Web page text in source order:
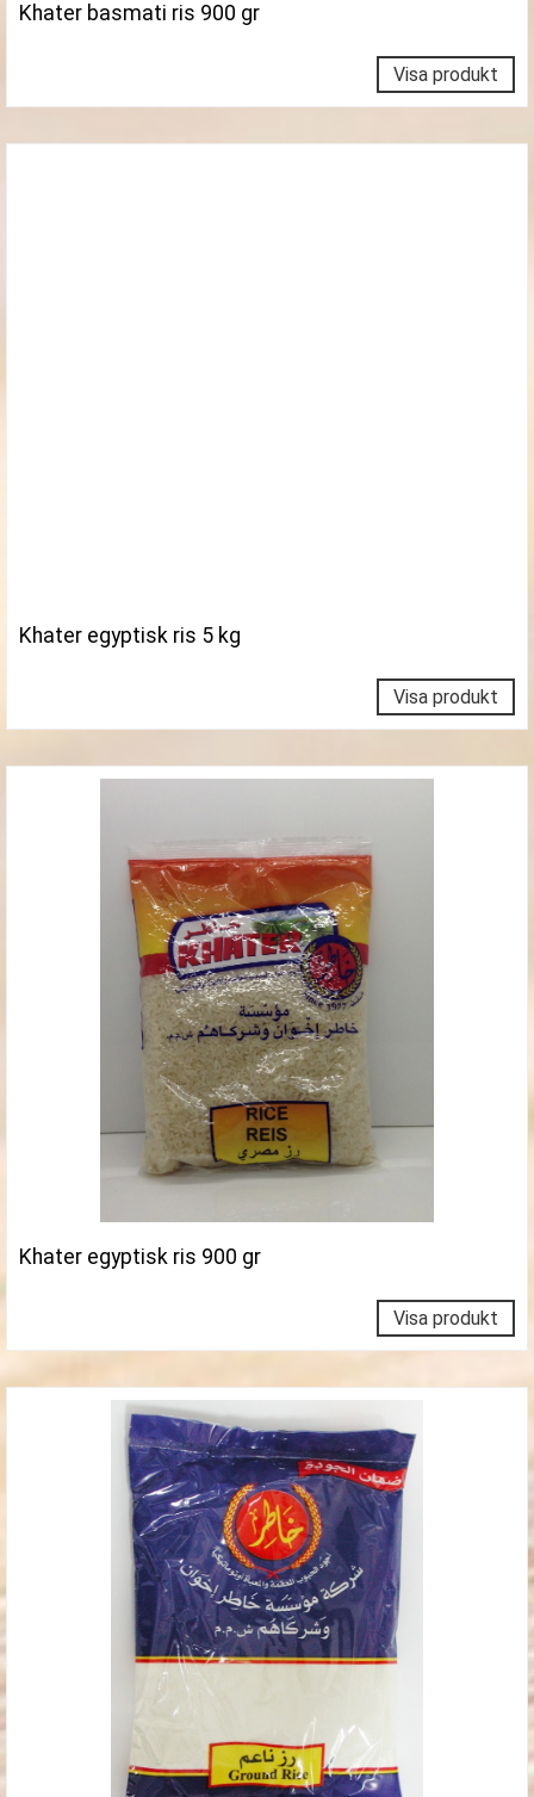
Khater basmati ris 900 gr
Visa produkt
Khater egyptisk ris 5 kg
Visa produkt
Khater egyptisk ris 900 gr
Visa produkt